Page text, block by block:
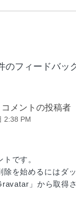
のフィードバッ
メントの投稿者
2:38 PM
です。
除を始めるにはダ
」から取得